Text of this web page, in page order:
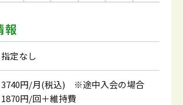
報
指定なし
3740円/月(税込) ※途中入会の場合
1870円/回＋維持費